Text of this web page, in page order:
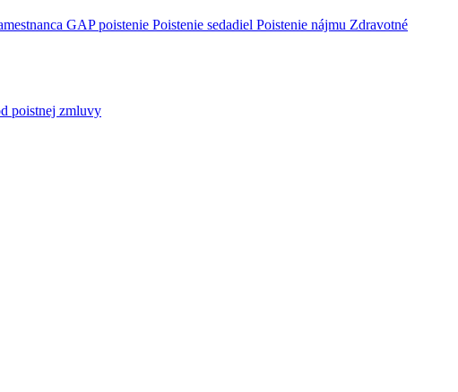
GAP poistenie Poistenie sedadiel Poistenie nájmu Zdravotné
poistnej zmluvy